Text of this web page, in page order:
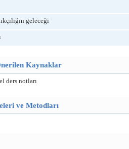
geleceği
Kaynaklar
ders notları
ve Metodları